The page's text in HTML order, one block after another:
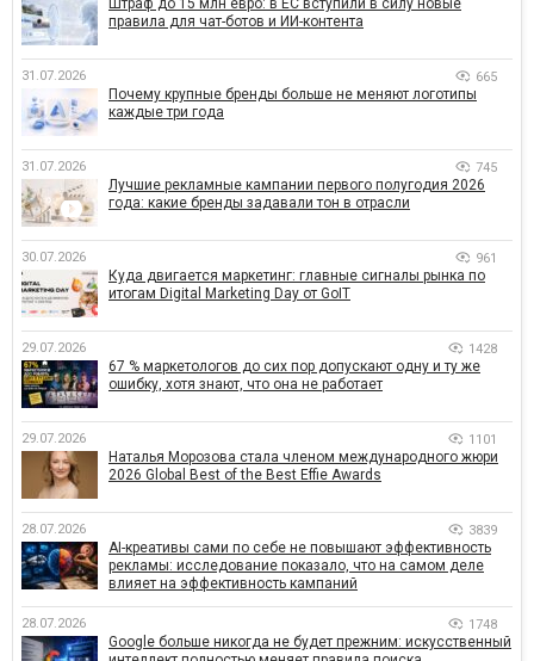
Штраф до 15 млн евро: в ЕС вступили в силу новые
правила для чат-ботов и ИИ-контента
31.07.2026 665
Почему крупные бренды больше не меняют логотипы
каждые три года
31.07.2026 745
Лучшие рекламные кампании первого полугодия 2026
года: какие бренды задавали тон в отрасли
30.07.2026 961
Куда двигается маркетинг: главные сигналы рынка по
итогам Digital Marketing Day от GoIT
29.07.2026 1428
67 % маркетологов до сих пор допускают одну и ту же
ошибку, хотя знают, что она не работает
29.07.2026 1101
Наталья Морозова стала членом международного жюри
2026 Global Best of the Best Effie Awards
28.07.2026 3839
AI-креативы сами по себе не повышают эффективность
рекламы: исследование показало, что на самом деле
влияет на эффективность кампаний
28.07.2026 1748
Google больше никогда не будет прежним: искусственный